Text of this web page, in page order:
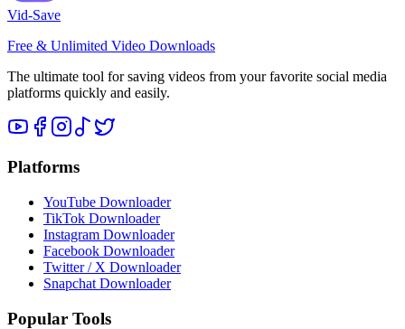
Vid-Save
Free & Unlimited Video Downloads
The ultimate tool for saving videos from your favorite social media
platforms quickly and easily.
Platforms
YouTube Downloader
TikTok Downloader
Instagram Downloader
Facebook Downloader
Twitter / X Downloader
Snapchat Downloader
Popular Tools